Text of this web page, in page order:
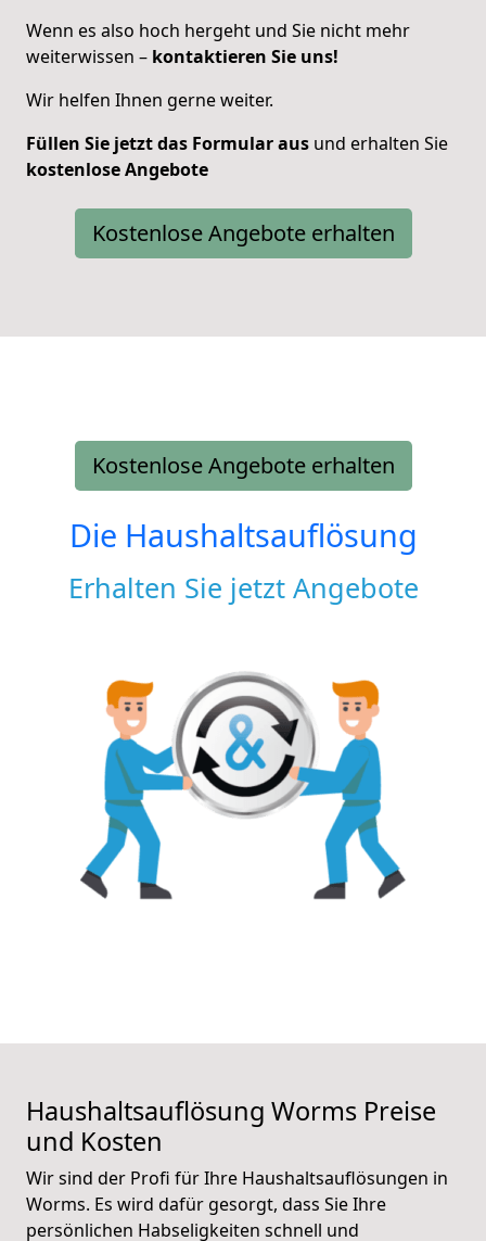
Wenn es also hoch hergeht und Sie nicht mehr
weiterwissen – kontaktieren Sie uns!
Wir helfen Ihnen gerne weiter.
Füllen Sie jetzt das Formular aus und erhalten Sie
kostenloseAngebote
Kostenlose Angebote erhalten
Kostenlose Angebote erhalten
Die Haushaltsauflösung
Erhalten Sie jetzt Angebote
Haushaltsauflösung Worms Preise
und Kosten
Wir sind der Profi für Ihre Haushaltsauflösungen in
Worms. Es wird dafür gesorgt, dass Sie Ihre
persönlichen Habseligkeiten schnell und